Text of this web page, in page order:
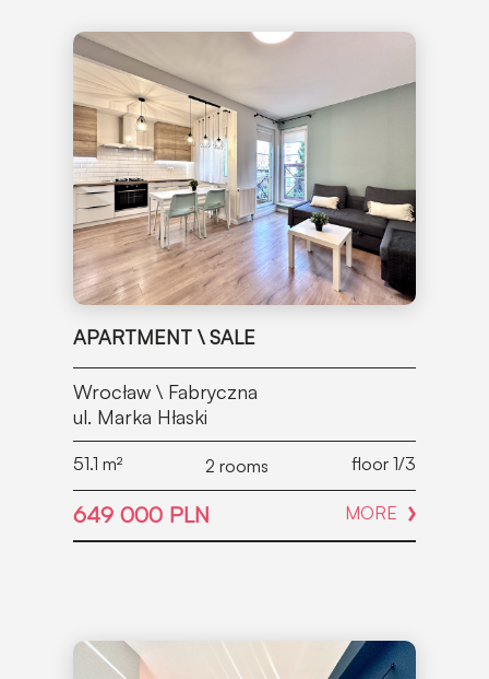
APARTMENT \ SALE
Wrocław \ Fabryczna
ul. Marka Hłaski
51.1 m² 2 rooms floor 1/3
649 000 PLN MORE